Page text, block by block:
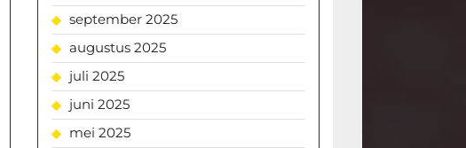
september 2025
augustus 2025
juli 2025
juni 2025
mei 2025